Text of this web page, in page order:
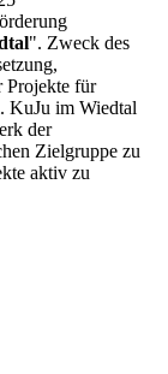
". Zweck des
Projekte für
KuJu im Wiedtal
der
Zielgruppe zu
aktiv zu